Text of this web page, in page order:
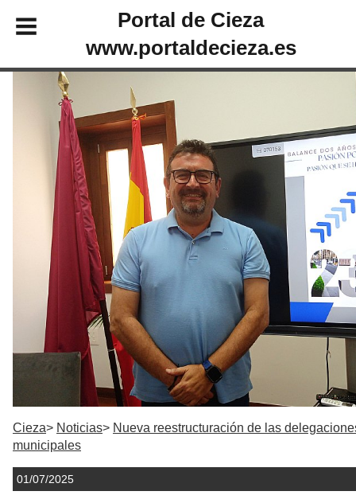
Portal de Cieza
www.portaldecieza.es
Cieza Noticias
Nueva reestructuración de las
municipales
01/07/2025